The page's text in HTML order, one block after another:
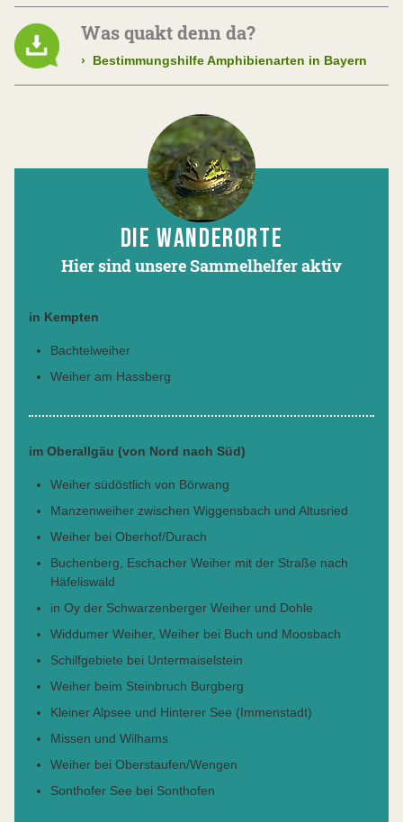
Was quakt denn da?
› Bestimmungshilfe Amphibienarten in Bayern
DIE WANDERORTE
Hier sind unsere Sammelhelfer aktiv
in Kempten
Bachtelweiher
Weiher am Hassberg
im Oberallgäu (von Nord nach Süd)
Weiher südöstlich von Börwang
Manzenweiher zwischen Wiggensbach und Altusried
Weiher bei Oberhof/Durach
Buchenberg, Eschacher Weiher mit der Straße nach
Häfeliswald
in Oy der Schwarzenberger Weiher und Dohle
Widdumer Weiher, Weiher bei Buch und Moosbach
Schilfgebiete bei Untermaiselstein
Weiher beim Steinbruch Burgberg
Kleiner Alpsee und Hinterer See (Immenstadt)
Missen und Wilhams
Weiher bei Oberstaufen/Wengen
Sonthofer See bei Sonthofen